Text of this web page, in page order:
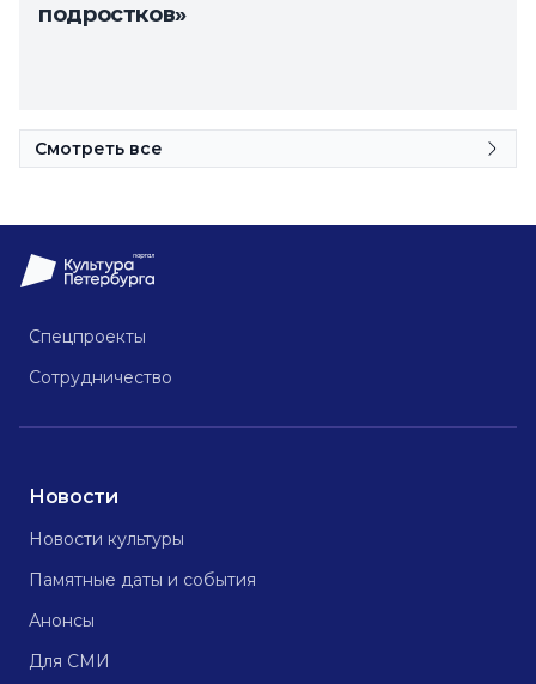
подростков»
Смотреть все
Спецпроекты
Сотрудничество
Новости
Новости культуры
Памятные даты и события
Анонсы
Для СМИ